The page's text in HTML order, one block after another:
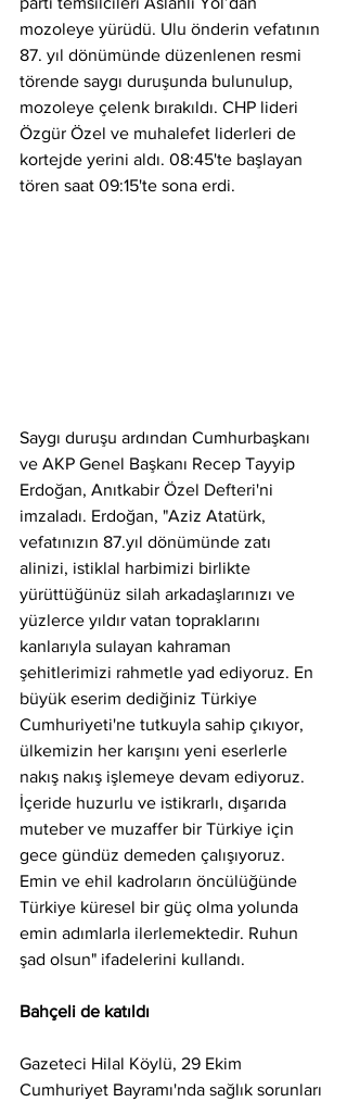
mozoleye yürüdü. Ulu önderin vefatının
87. yıl dönümünde düzenlenen resmi
törende saygı duruşunda bulunulup,
mozoleye çelenk bırakıldı. CHP lideri
Özgür Özel ve muhalefet liderleri de
kortejde yerini aldı. 08:45'te başlayan
tören saat 09:15'te sona erdi.
Saygı duruşu ardından Cumhurbaşkanı
ve AKP Genel Başkanı Recep Tayyip
Erdoğan, Anıtkabir Özel Defteri'ni
imzaladı. Erdoğan, "Aziz Atatürk,
vefatınızın 87.yıl dönümünde zatı
alinizi, istiklal harbimizi birlikte
yürüttüğünüz silah arkadaşlarınızı ve
yüzlerce yıldır vatan topraklarını
kanlarıyla sulayan kahraman
şehitlerimizi rahmetle yad ediyoruz. En
büyük eserim dediğiniz Türkiye
Cumhuriyeti'ne tutkuyla sahip çıkıyor,
ülkemizin her karışını yeni eserlerle
nakış nakış işlemeye devam ediyoruz.
İçeride huzurlu ve istikrarlı, dışarıda
muteber ve muzaffer bir Türkiye için
gece gündüz demeden çalışıyoruz.
Emin ve ehil kadroların öncülüğünde
Türkiye küresel bir güç olma yolunda
emin adımlarla ilerlemektedir. Ruhun
şad olsun" ifadelerini kullandı.
Bahçeli de katıldı
Gazeteci Hilal Köylü, 29 Ekim
Cumhuriyet Bayramı'nda sağlık sorunları